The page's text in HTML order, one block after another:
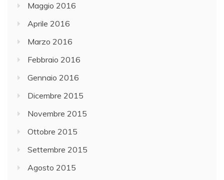
Maggio 2016
Aprile 2016
Marzo 2016
Febbraio 2016
Gennaio 2016
Dicembre 2015
Novembre 2015
Ottobre 2015
Settembre 2015
Agosto 2015